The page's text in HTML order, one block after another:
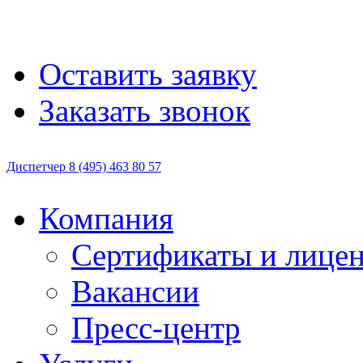
Оставить заявку
Заказать звонок
Диспетчер 8 (495) 463 80 57
Компания
Сертификаты и
Вакансии
Пресс-центр